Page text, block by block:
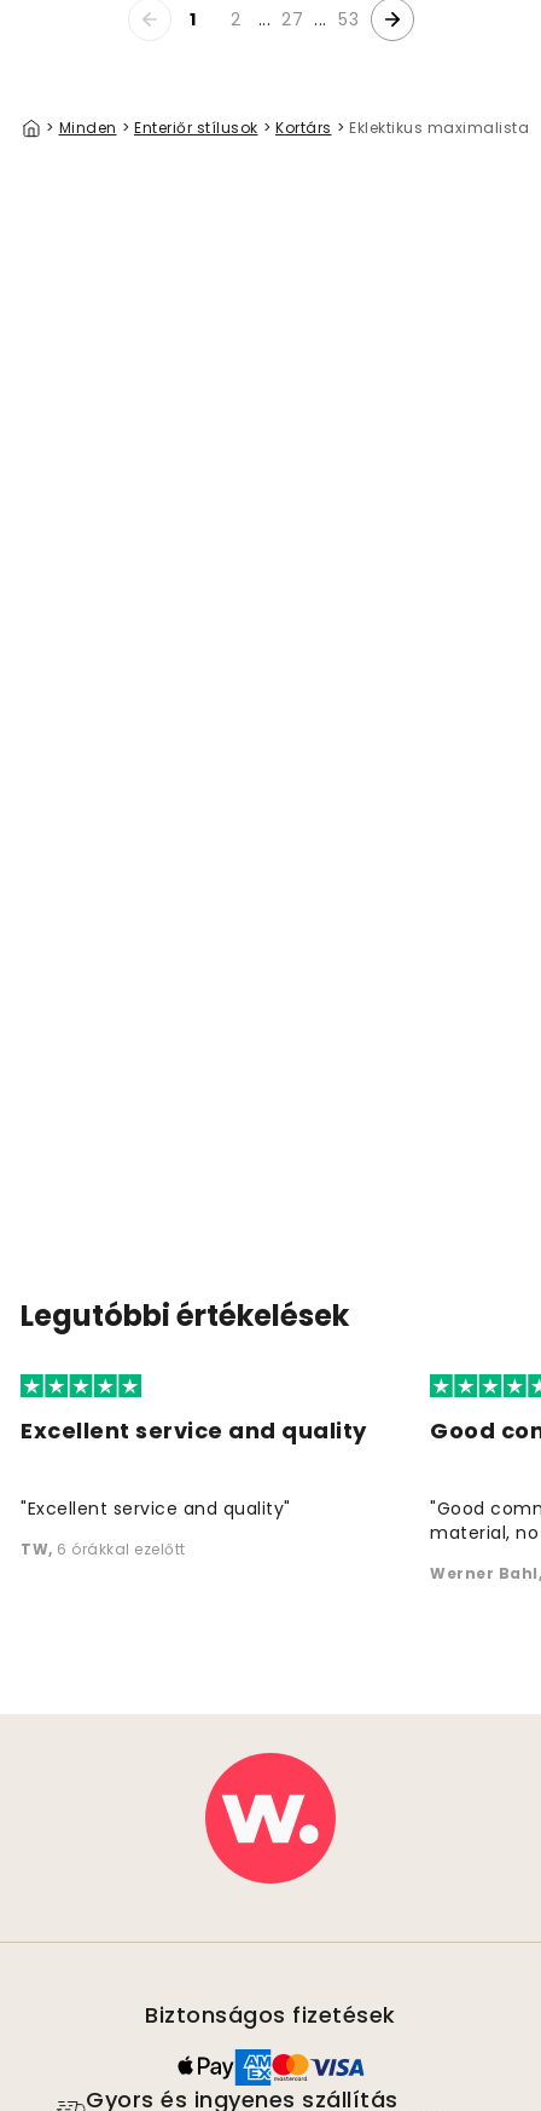
1 2 ... 27 ... 53
> Minden > Enteriőr stílusok > Kortárs > Eklektikus maximalista
Legutóbbi értékelések
Excellent service and quality
"Excellent service and quality"
TW, 6 órákkal ezelőtt
Good
"Good
material,
Werner Bahl
Biztonságos fizetések
Gyors és ingyenes szállítás